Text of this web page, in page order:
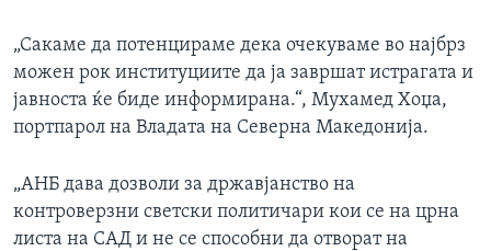
„Сакаме да потенцираме дека очекуваме во најбрз
можен рок институциите да ја завршат истрагата и
јавноста ќе биде информирана.“, Мухамед Хоџа,
портпарол на Владата на Северна Македонија.
„АНБ дава дозволи за државјанство на
контроверзни светски политичари кои се на црна
листа на САД и не се способни да отворат на